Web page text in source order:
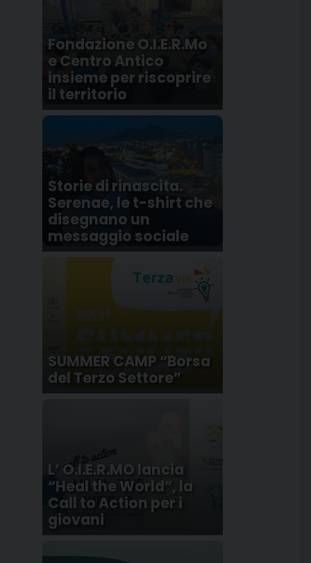
Fondazione O.I.E.R.Mo
e Centro Antico
insieme per riscoprire
il territorio
Storie di rinascita.
Serenae, le t-shirt che
disegnano un
messaggio sociale
SUMMER CAMP “Borsa
del Terzo Settore”
L’ O.I.E.R.MO lancia
“Heal the World”, la
Call to Action per i
giovani